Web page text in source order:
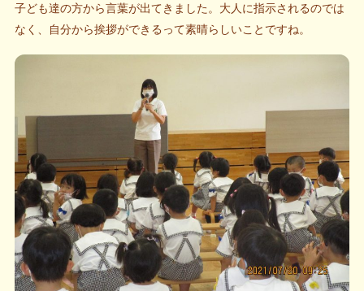
子ども達の方から言葉が出てきました。大人に指示されるのでは
なく、自分から挨拶ができるって素晴らしいことですね。